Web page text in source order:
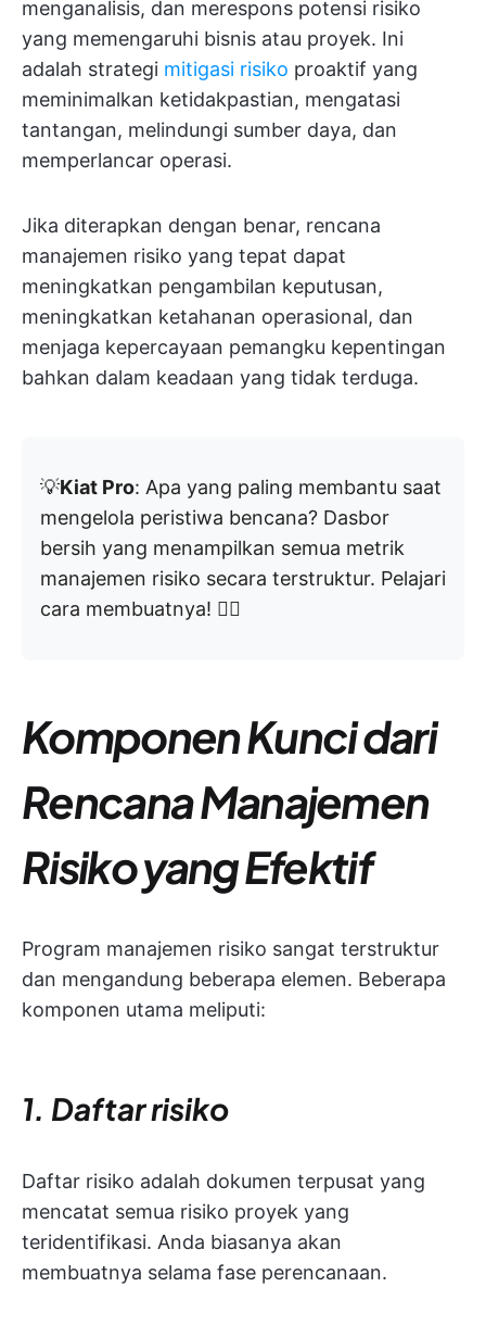
menganalisis, dan merespons potensi risiko
yang memengaruhi bisnis atau proyek. Ini
adalah strategi mitigasi risiko proaktif yang
meminimalkan ketidakpastian, mengatasi
tantangan, melindungi sumber daya, dan
memperlancar operasi.
Jika diterapkan dengan benar, rencana
manajemen risiko yang tepat dapat
meningkatkan pengambilan keputusan,
meningkatkan ketahanan operasional, dan
menjaga kepercayaan pemangku kepentingan
bahkan dalam keadaan yang tidak terduga.
💡Kiat Pro: Apa yang paling membantu saat
mengelola peristiwa bencana? Dasbor
bersih yang menampilkan semua metrik
manajemen risiko secara terstruktur. Pelajari
cara membuatnya! 👇🏼
Komponen Kunci dari
Rencana Manajemen
Risiko yang Efektif
Program manajemen risiko sangat terstruktur
dan mengandung beberapa elemen. Beberapa
komponen utama meliputi:
1. Daftar risiko
Daftar risiko adalah dokumen terpusat yang
mencatat semua risiko proyek yang
teridentifikasi. Anda biasanya akan
membuatnya selama fase perencanaan.